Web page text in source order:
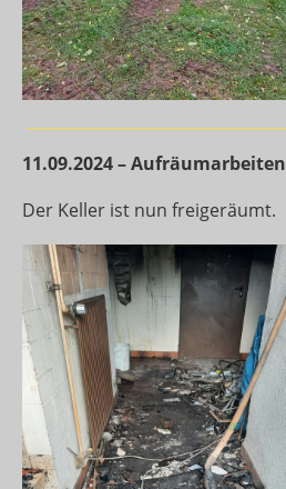
11.09.2024 – Aufräumarbeiten
Der Keller ist nun freigeräumt.